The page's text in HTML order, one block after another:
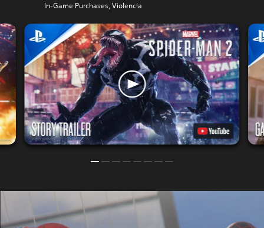
In-Game Purchases, Violencia